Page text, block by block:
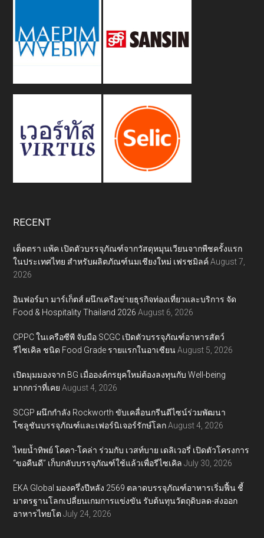
RECENT
เต็ดตรา แพ้ค เปิดตัวบรรจุภัณฑ์จากวัสดุหมุนเวียนจากพืชครั้งแรก
ในประเทศไทย สำหรับผลิตภัณฑ์นมเชียงใหม่ เฟรชมิลค์ August 7,
2026
อินฟอร์มา มาร์เก็ตส์ ผนึกเครือข่ายธุรกิจท่องเที่ยวและบริการ จัด
Food & Hospitality Thailand 2026 August 6, 2026
CPPC ในเครือซีพี จับมือ SCGC เปิดตัวบรรจุภัณฑ์อาหารสัตว์
รีไซเคิล ชนิด Food Grade รายแรกในอาเซียน August 5, 2026
เปิดมุมมองจาก BG เมื่อองค์กรยุคใหม่ต้องลงทุนกับ Well-being
มากกว่าที่เคย August 4, 2026
SCGP ผนึกกำลัง Rockworth ขับเคลื่อนกรีนดีไซน์ร่วมพัฒนา
โซลูชันบรรจุภัณฑ์และเฟอร์นิเจอร์รักษ์โลก August 4, 2026
ไทยน้ำทิพย์ โคคา-โคล่า ร่วมกับ เวสท์บาย เดลิเวอรี่ เปิดตัวโครงการ
“ขอคืนดี” เก็บกลับบรรจุภัณฑ์ใช้แล้วเพื่อรีไซเคิล July 30, 2026
EKA Global มองครึ่งปีหลัง 2569 ตลาดบรรจุภัณฑ์อาหารเริ่มฟื้น ชี้
มาตรฐานโลกเปลี่ยนเกมการแข่งขัน รับต้นทุนวัตถุดิบลด-ส่งออก
อาหารไทยโต July 24, 2026